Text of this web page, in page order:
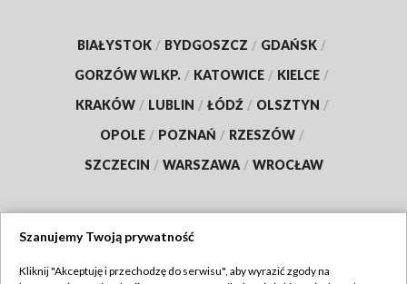
BIAŁYSTOK / BYDGOSZCZ / GDAŃSK /
GORZÓW WLKP. / KATOWICE / KIELCE /
KRAKÓW / LUBLIN / ŁÓDŹ / OLSZTYN /
OPOLE / POZNAŃ / RZESZÓW /
SZCZECIN / WARSZAWA / WROCŁAW
Szanujemy Twoją prywatność
Kliknij "Akceptuję i przechodzę do serwisu", aby wyrazić zgody na